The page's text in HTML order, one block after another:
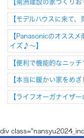
【南洲建設の家づくり
【モデルハウスに来て
【Panasonicのオスス
イズ♪～】
【便利で機能的なニッ
【本当に暖かい家をめ
【ライフオーガナイザ
div